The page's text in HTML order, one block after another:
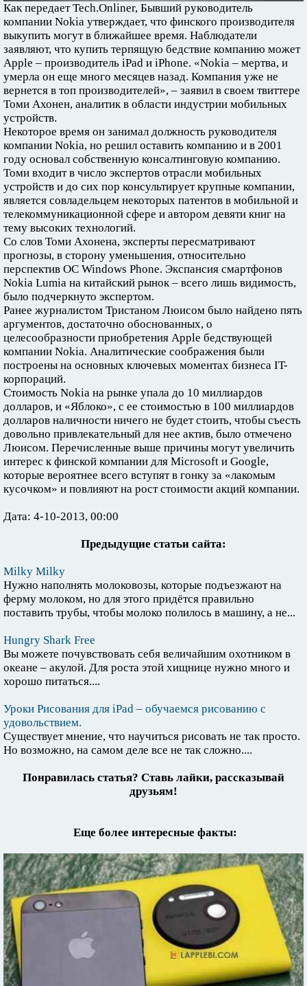
Как передает Tech.Onliner, Бывший руководитель
компании Nokia утверждает, что финского производителя
выкупить могут в ближайшее время. Наблюдатели
заявляют, что купить терпящую бедствие компанию может
Apple – производитель iPad и iPhone. «Nokia – мертва, и
умерла он еще много месяцев назад. Компания уже не
вернется в топ производителей», – заявил в своем твиттере
Томи Ахонен, аналитик в области индустрии мобильных
устройств.
Некоторое время он занимал должность руководителя
компании Nokia, но решил оставить компанию и в 2001
году основал собственную консалтинговую компанию.
Томи входит в число экспертов отрасли мобильных
устройств и до сих пор консультирует крупные компании,
является совладельцем некоторых патентов в мобильной и
телекоммуникационной сфере и автором девяти книг на
тему высоких технологий.
Со слов Томи Ахонена, эксперты пересматривают
прогнозы, в сторону уменьшения, относительно
перспектив ОС Windows Phone. Экспансия смартфонов
Nokia Lumia на китайский рынок – всего лишь видимость,
было подчеркнуто экспертом.
Ранее журналистом Тристаном Люисом было найдено пять
аргументов, достаточно обоснованных, о
целесообразности приобретения Apple бедствующей
компании Nokia. Аналитические соображения были
построены на основных ключевых моментах бизнеса IT-
корпораций.
Стоимость Nokia на рынке упала до 10 миллиардов
долларов, и «Яблоко», с ее стоимостью в 100 миллиардов
долларов наличности ничего не будет стоить, чтобы съесть
довольно привлекательный для нее актив, было отмечено
Люисом. Перечисленные выше причины могут увеличить
интерес к финской компании для Microsoft и Google,
которые вероятнее всего вступят в гонку за «лакомым
кусочком» и повлияют на рост стоимости акций компании.
Дата: 4-10-2013, 00:00
Предыдущие статьи сайта:
Milky Milky
Нужно наполнять молоковозы, которые подъезжают на
ферму молоком, но для этого придётся правильно
поставить трубы, чтобы молоко полилось в машину, а не...
Hungry Shark Free
Вы можете почувствовать себя величайшим охотником в
океане – акулой. Для роста этой хищнице нужно много и
хорошо питаться....
Уроки Рисования для iPad – обучаемся рисованию с
удовольствием.
Существует мнение, что научиться рисовать не так просто.
Но возможно, на самом деле все не так сложно....
Понравилась статья? Ставь лайки, рассказывай
друзьям!
Еще более интересные факты: